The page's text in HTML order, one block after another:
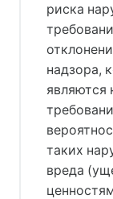
риска
надзора,
являются
таких
вреда